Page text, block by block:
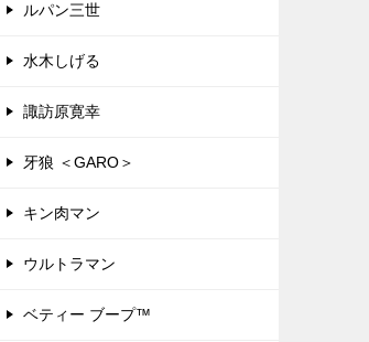
ルパン三世
水木しげる
諏訪原寛幸
牙狼 ＜GARO＞
キン肉マン
ウルトラマン
ベティー ブープ™